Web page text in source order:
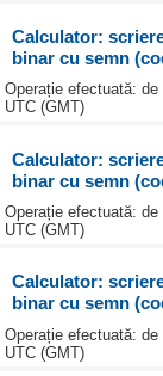
Calculator:
binar cu semn
Operație efectuată:
UTC (GMT)
Calculator:
binar cu semn
Operație efectuată: de
UTC (GMT)
Calculator:
binar cu semn
Operație efectuată: de
UTC (GMT)